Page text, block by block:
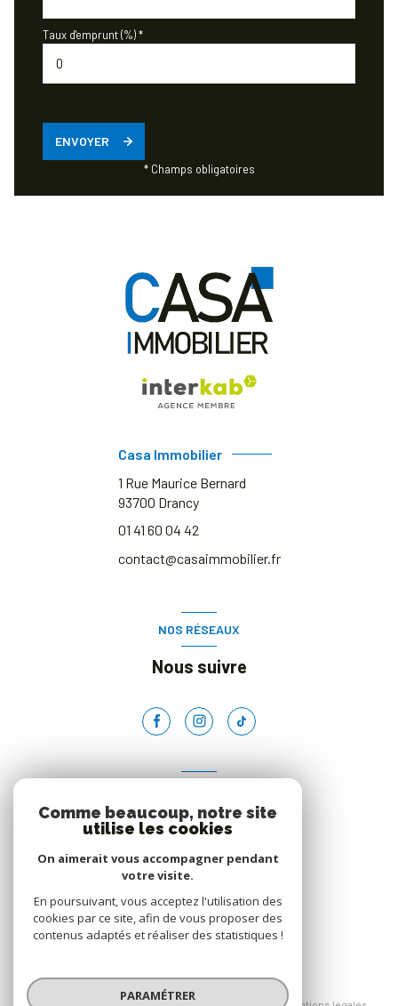
Taux d'emprunt (%) *
ENVOYER
* Champs obligatoires
Casa Immobilier
1 Rue Maurice Bernard
93700 Drancy
01 41 60 04 42
contact@casaimmobilier.fr
NOS RÉSEAUX
Nous suivre
Nous adhérons
© 2026 | Tous droits réservés
Comme beaucoup, notre site
utilise les cookies
On aimerait vous accompagner pendant
votre visite.
En poursuivant, vous acceptez l'utilisation des
cookies par ce site, afin de vous proposer des
contenus adaptés et réaliser des statistiques !
PARAMÉTRER